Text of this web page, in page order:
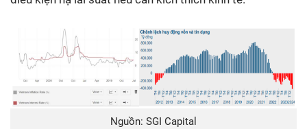
Nguồn: SGI Capital